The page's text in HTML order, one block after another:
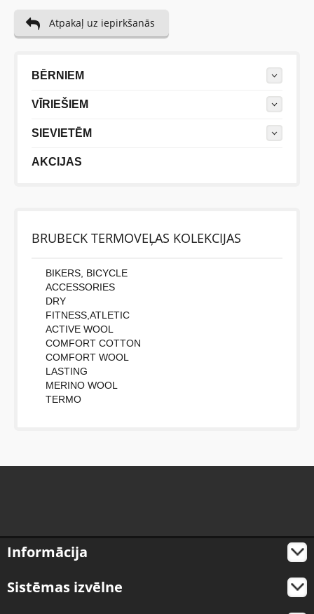
Atpakaļ uz iepirkšanās
BĒRNIEM
VĪRIEŠIEM
SIEVIETĒM
AKCIJAS
BRUBECK TERMOVEĻAS KOLEKCIJAS
BIKERS, BICYCLE
ACCESSORIES
DRY
FITNESS,ATLETIC
ACTIVE WOOL
COMFORT COTTON
COMFORT WOOL
LASTING
MERINO WOOL
TERMO
Informācija
Sistēmas izvēlne